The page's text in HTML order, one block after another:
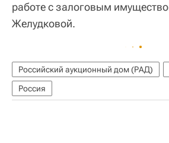
работе с залоговым
Желудковой.
Российский аукционный дом (РАД)
Россия